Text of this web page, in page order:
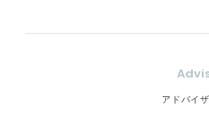
アドバイ